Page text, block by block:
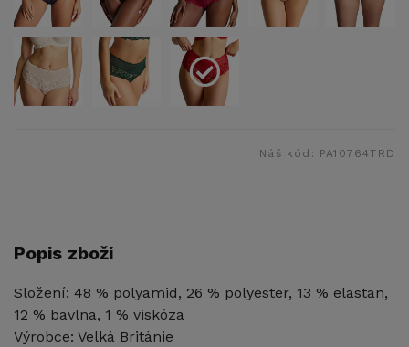
Náš kód: PA10764TRD
Popis zboží
Složení: 48 % polyamid, 26 % polyester, 13 % elastan,
12 % bavlna, 1 % viskóza
Výrobce: Velká Británie